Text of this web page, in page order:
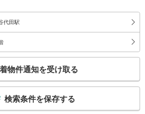
Ｆ
代田駅
物件通知を受け取る
検索条件を保存する